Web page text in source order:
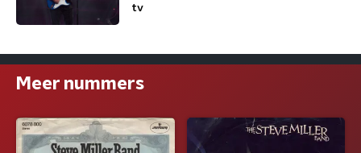
tv
Meer nummers